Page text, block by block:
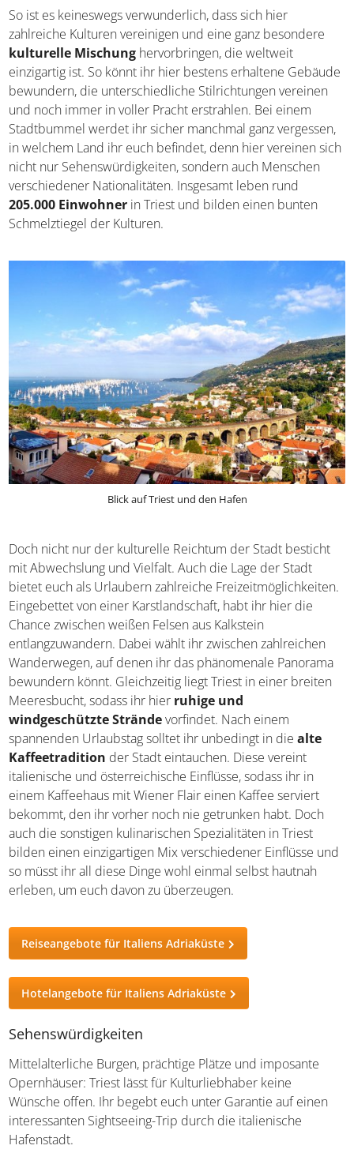
So ist es keineswegs verwunderlich, dass sich hier
zahlreiche Kulturen vereinigen und eine ganz besondere
kulturelle Mischung hervorbringen, die weltweit
einzigartig ist. So könnt ihr hier bestens erhaltene
Gebäude bewundern, die unterschiedliche Stilrichtungen
vereinen und noch immer in voller Pracht erstrahlen. Bei
einem Stadtbummel werdet ihr sicher manchmal ganz
vergessen, in welchem Land ihr euch befindet, denn hier
vereinen sich nicht nur Sehenswürdigkeiten, sondern
auch Menschen verschiedener Nationalitäten. Insgesamt
leben rund205.000 Einwohnerin Triest und bilden
einen bunten Schmelztiegel der Kulturen.
Doch nicht nur der kulturelle Reichtum der Stadt besticht
mit Abwechslung und Vielfalt. Auch die Lage der Stadt
bietet euch als Urlaubern zahlreiche
Freizeitmöglichkeiten. Eingebettet von einer
Karstlandschaft, habt ihr hier die Chance zwischen
weißen Felsen aus Kalkstein entlangzuwandern. Dabei
wählt ihr zwischen zahlreichen Wanderwegen, auf denen
ihr das phänomenale Panorama bewundern könnt.
Gleichzeitig liegt Triest in einer breiten Meeresbucht,
sodass ihr hier ruhige und windgeschützte Strände
vorfindet. Nach einem spannenden Urlaubstag solltet ihr
unbedingt in die
alte Kaffeetradition
der Stadt
eintauchen. Diese vereint italienische und österreichische
Einflüsse, sodass ihr in einem Kaffeehaus mit Wiener Flair
einen Kaffee serviert bekommt, den ihr vorher noch nie
getrunken habt. Doch auch die sonstigen kulinarischen
Spezialitäten in Triest bilden einen einzigartigen Mix
verschiedener Einflüsse und so müsst ihr all diese Dinge
wohl einmal selbst hautnah erleben, um euch davon zu
überzeugen.
Reiseangebote für Italiens Adriaküste
Hotelangebote für Italiens Adriaküste
Sehenswürdigkeiten
Mittelalterliche Burgen, prächtige Plätze und imposante
Opernhäuser: Triest lässt für Kulturliebhaber keine
Wünsche offen. Ihr begebt euch unter Garantie auf einen
interessanten Sightseeing-Trip durch die italienische